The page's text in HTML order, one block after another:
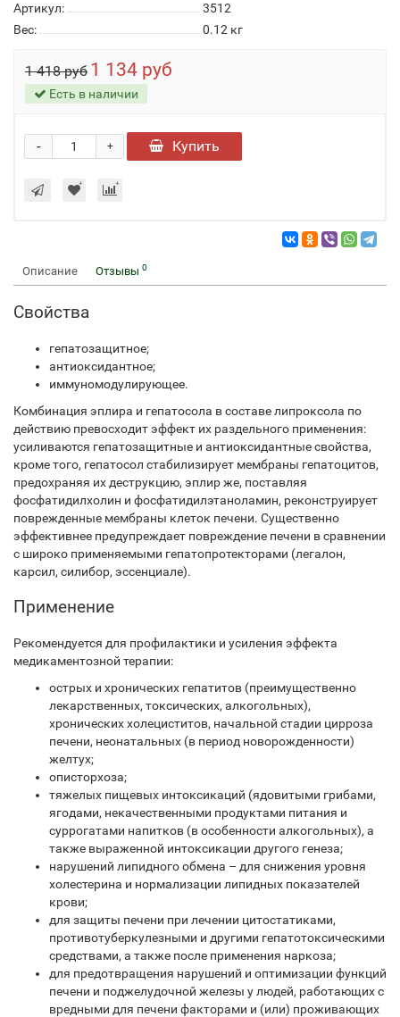
Артикул:
3512
Вес:
0.12 кг
1 418 руб 1 134 руб
Есть в наличии
+
- Купить
Описание Отзывы 0
Свойства
гепатозащитное;
антиоксидантное;
иммуномодулирующее.
Комбинация эплира и гепатосола в составе липроксола по
действию превосходит эффект их раздельного применения:
усиливаются гепатозащитные и антиоксидантные свойства,
кроме того, гепатосол стабилизирует мембраны гепатоцитов,
предохраняя их деструкцию, эплир же, поставляя
фосфатидилхолин и фосфатидилэтаноламин, реконструирует
поврежденные мембраны клеток печени. Cущественно
эффективнее предупреждает повреждение печени в сравнении
с широко применяемыми гепатопротекторами (легалон,
карсил, силибор, эссенциале).
Применение
Рекомендуется для профилактики и усиления эффекта
медикаментозной терапии:
острых и хронических гепатитов (преимущественно
лекарственных, токсических, алкогольных),
хронических холециститов, начальной стадии цирроза
печени, неонатальных (в период новорожденности)
желтух;
описторхоза;
тяжелых пищевых интоксикаций (ядовитыми грибами,
ягодами, некачественными продуктами питания и
суррогатами напитков (в особенности алкогольных), а
также выраженной интоксикации другого генеза;
нарушений липидного обмена – для снижения уровня
холестерина и нормализации липидных показателей
крови;
для защиты печени при лечении цитостатиками,
противотуберкулезными и другими гепатотоксическими
средствами, а также после применения наркоза;
для предотвращения нарушений и оптимизации функций
печени и поджелудочной железы у людей, работающих с
вредными для печени факторами и (или) проживающих